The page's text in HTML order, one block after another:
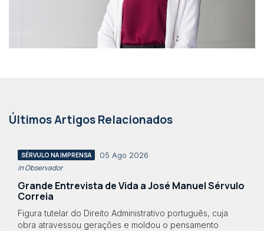
Últimos Artigos Relacionados
SÉRVULO NA IMPRENSA 05 Ago 2026
in Observador
Grande Entrevista de Vida a José Manuel Sérvulo
Correia
Figura tutelar do Direito Administrativo português, cuja
obra atravessou gerações e moldou o pensamento